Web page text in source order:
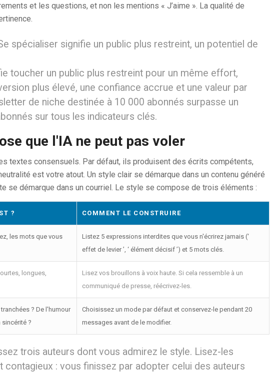
et les questions, et non les mentions « J’aime ». La qualité de
spécialiser signifie un public plus restreint, un potentiel de
toucher un public plus restreint pour un même effort,
plus élevé, une confiance accrue et une valeur par
de niche destinée à 10 000 abonnés surpasse un
sur tous les indicateurs clés.
que l'IA ne peut pas voler
textes consensuels. Par défaut, ils produisent des écrits compétents,
est votre atout. Un style clair se démarque dans un contenu généré
se démarque dans un courriel. Le style se compose de trois éléments :
? COMMENT LE CONSTRUIRE
les mots que vous
Listez 5 expressions interdites que vous n'écrirez jamais (‘
effet de levier ’, ‘ élément décisif ’) et 5 mots clés.
longues,
Lisez vos brouillons à voix haute. Si cela ressemble à un
communiqué de presse, réécrivez-les.
? De l'humour
sincérité ?
Choisissez un mode par défaut et conservez-le pendant 20
messages avant de le modifier.
trois auteurs dont vous admirez le style. Lisez-les
contagieux : vous finissez par adopter celui des auteurs